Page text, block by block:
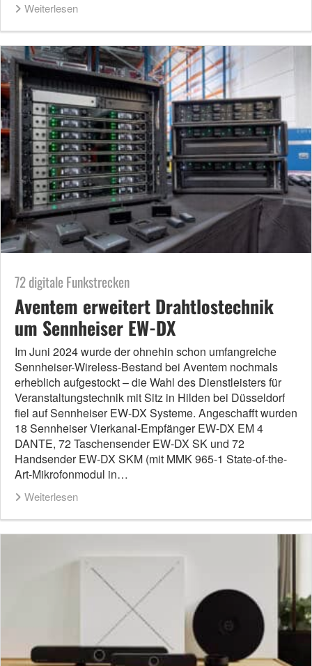
Weiterlesen
72 digitale Funkstrecken
Aventem erweitert Drahtlostechnik
um Sennheiser EW-DX
Im Juni 2024 wurde der ohnehin schon umfangreiche
Sennheiser-Wireless-Bestand bei Aventem nochmals
erheblich aufgestockt – die Wahl des Dienstleisters für
Veranstaltungstechnik mit Sitz in Hilden bei Düsseldorf
fiel auf Sennheiser EW-DX Systeme. Angeschafft wurden
18 Sennheiser Vierkanal-Empfänger EW-DX EM 4
DANTE, 72 Taschensender EW-DX SK und 72
Handsender EW-DX SKM (mit MMK 965-1 State-of-the-
Art-Mikrofonmodul in…
Weiterlesen